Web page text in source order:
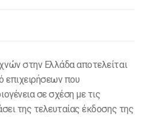
στην Ελλάδα αποτελείται
επιχειρήσεων που
σε σχέση με τις
της τελευταίας έκδοσης της